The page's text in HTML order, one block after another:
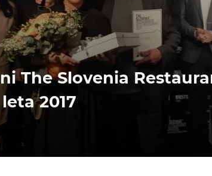
The Slovenia
2017